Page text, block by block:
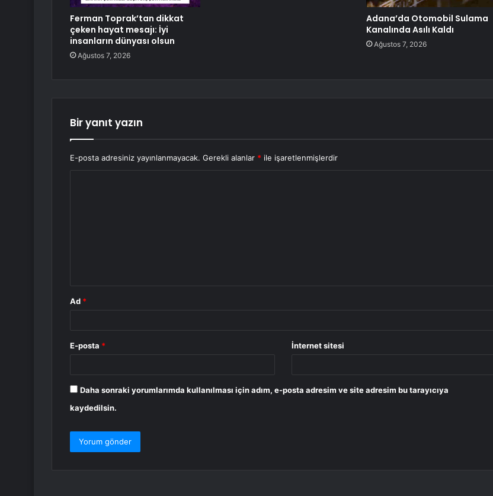
Ferman Toprak’tan dikkat
çeken hayat mesajı: İyi
insanların dünyası olsun
Ağustos 7, 2026
Adana’da Otomobil Sulama
Kanalında Asılı Kaldı
Ağustos 7, 2026
Bir yanıt yazın
E-posta adresiniz yayınlanmayacak. Gerekli alanlar * ile işaretlenmişlerdir
Ad *
E-posta * İnternet sitesi
Daha sonraki yorumlarımda kullanılması için adım, e-posta adresim ve site adresim bu tarayıcıya
kaydedilsin.